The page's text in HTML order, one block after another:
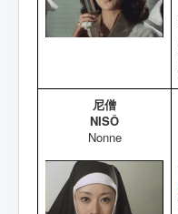
尼僧
NISÔ
Nonne